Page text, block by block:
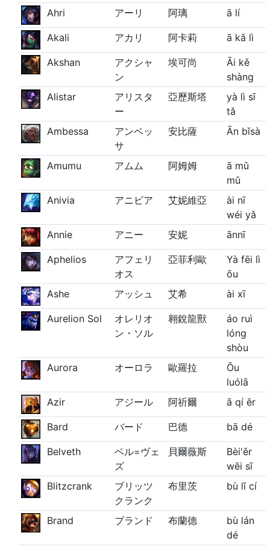
Ahri アーリ 阿璃 ā lí
Akali アカリ 阿卡莉 ā kǎ lì
Akshan
アクシャ
ン
埃可尚
Āi kě
shàng
Alistar
アリスタ
ー
亞歷斯塔
yà lì sī
tǎ
Ambessa
アンベッ
サ
安比薩 Ān bǐsà
Amumu アムム 阿姆姆
ā mǔ
mǔ
Anivia
アニビア 艾妮維亞
ài nī
wéi yǎ
Annie
アニー 安妮 ānnī
Aphelios
アフェリ
オス
亞菲利歐
Yà fēi lì
ōu
Ashe
アッシュ 艾希 ài xī
Aurelion Sol
オレリオ
ン・ソル
翱銳龍獸
áo ruì
lóng
shòu
Aurora
オーロラ 歐羅拉
Ōu
luólā
Azir
アジール 阿祈爾 ā qí ěr
Bard バード 巴德 bā dé
Belveth
ベル=ヴェ
ズ
貝爾薇斯
Bèi'ěr
wēi sī
Blitzcrank
ブリッツ
クランク
布里茨 bù lǐ cí
Brand ブランド 布蘭德
bù lán
dé